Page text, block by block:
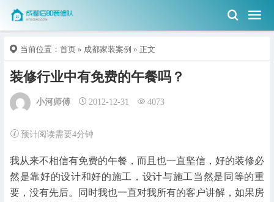
当前位置： 首页 » 成都家装案例 » 正文
装修行业中有免费的午餐吗？
小河师傅 2012-12-31 4073
预计阅读需要4分钟
我从来不相信有免费的午餐，而且也一直坚信，好的装修必
然是靠好的设计和好的施工，设计与施工当然是同等的重
要，没有先后。同时我也一直对我所有的客户讲解，如果房